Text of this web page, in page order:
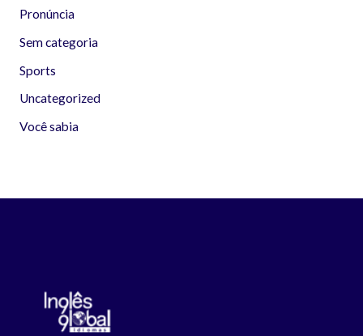
Pronúncia
Sem categoria
Sports
Uncategorized
Você sabia